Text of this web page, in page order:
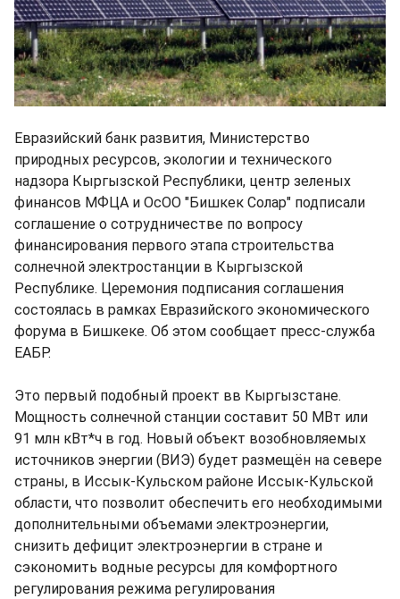
Евразийский банк развития, Министерство
природных ресурсов, экологии и технического
надзора Кыргызской Республики, центр зеленых
финансов МФЦА и ОсОО "Бишкек Солар" подписали
соглашение о сотрудничестве по вопросу
финансирования первого этапа строительства
солнечной электростанции в Кыргызской
Республике. Церемония подписания соглашения
состоялась в рамках Евразийского экономического
форума в Бишкеке. Об этом сообщает пресс-служба
ЕАБР.
Это первый подобный проект вв Кыргызстане.
Мощность солнечной станции составит 50 МВт или
91 млн кВт*ч в год. Новый объект возобновляемых
источников энергии (ВИЭ) будет размещён на севере
страны, в Иссык-Кульском районе Иссык-Кульской
области, что позволит обеспечить его необходимыми
дополнительными объемами электроэнергии,
снизить дефицит электроэнергии в стране и
сэкономить водные ресурсы для комфортного
регулирования режима регулирования